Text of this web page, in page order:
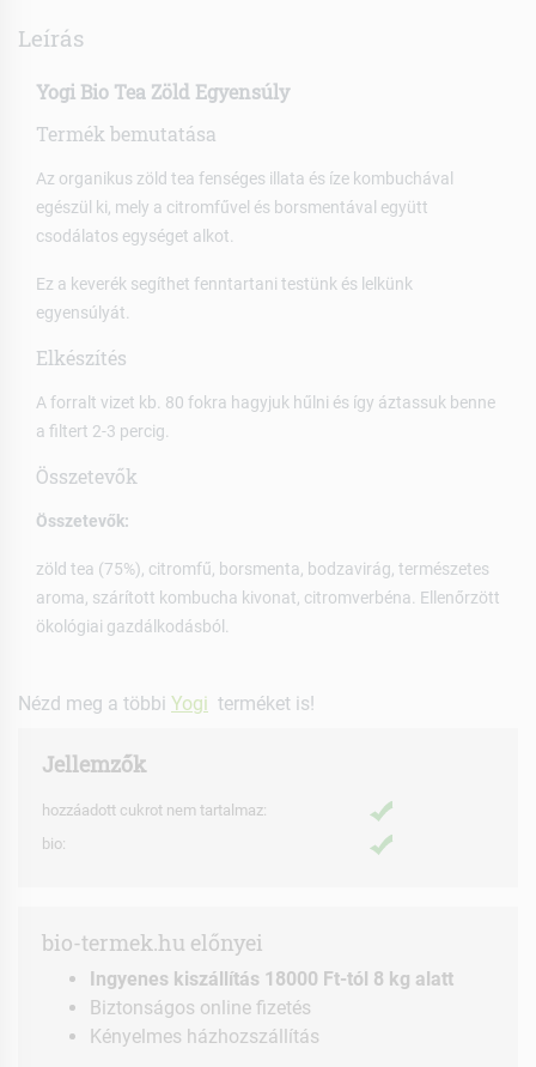
Leírás
Yogi Bio Tea Zöld Egyensúly
Termék bemutatása
Az organikus zöld tea fenséges illata és íze kombuchával
egészül ki, mely a citromfűvel és borsmentával együtt
csodálatos egységet alkot.
Ez a keverék segíthet fenntartani testünk és lelkünk
egyensúlyát.
Elkészítés
A forralt vizet kb. 80 fokra hagyjuk hűlni és így áztassuk benne
a filtert 2-3 percig.
Összetevők
Összetevők:
zöld tea (75%), citromfű, borsmenta, bodzavirág, természetes
aroma, szárított kombucha kivonat, citromverbéna. Ellenőrzött
ökológiai gazdálkodásból.
Nézd meg a többi Yogi terméket is!
Jellemzők
hozzáadott cukrot nem tartalmaz:
bio:
bio-termek.hu előnyei
Ingyenes kiszállítás 18000 Ft-tól 8 kg alatt
Biztonságos online fizetés
Kényelmes házhozszállítás